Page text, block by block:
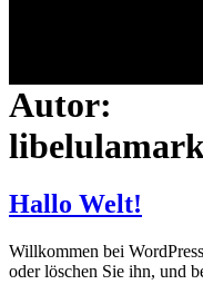
Autor:
Hallo Welt!
Willkommen bei
oder löschen Sie ihn, und